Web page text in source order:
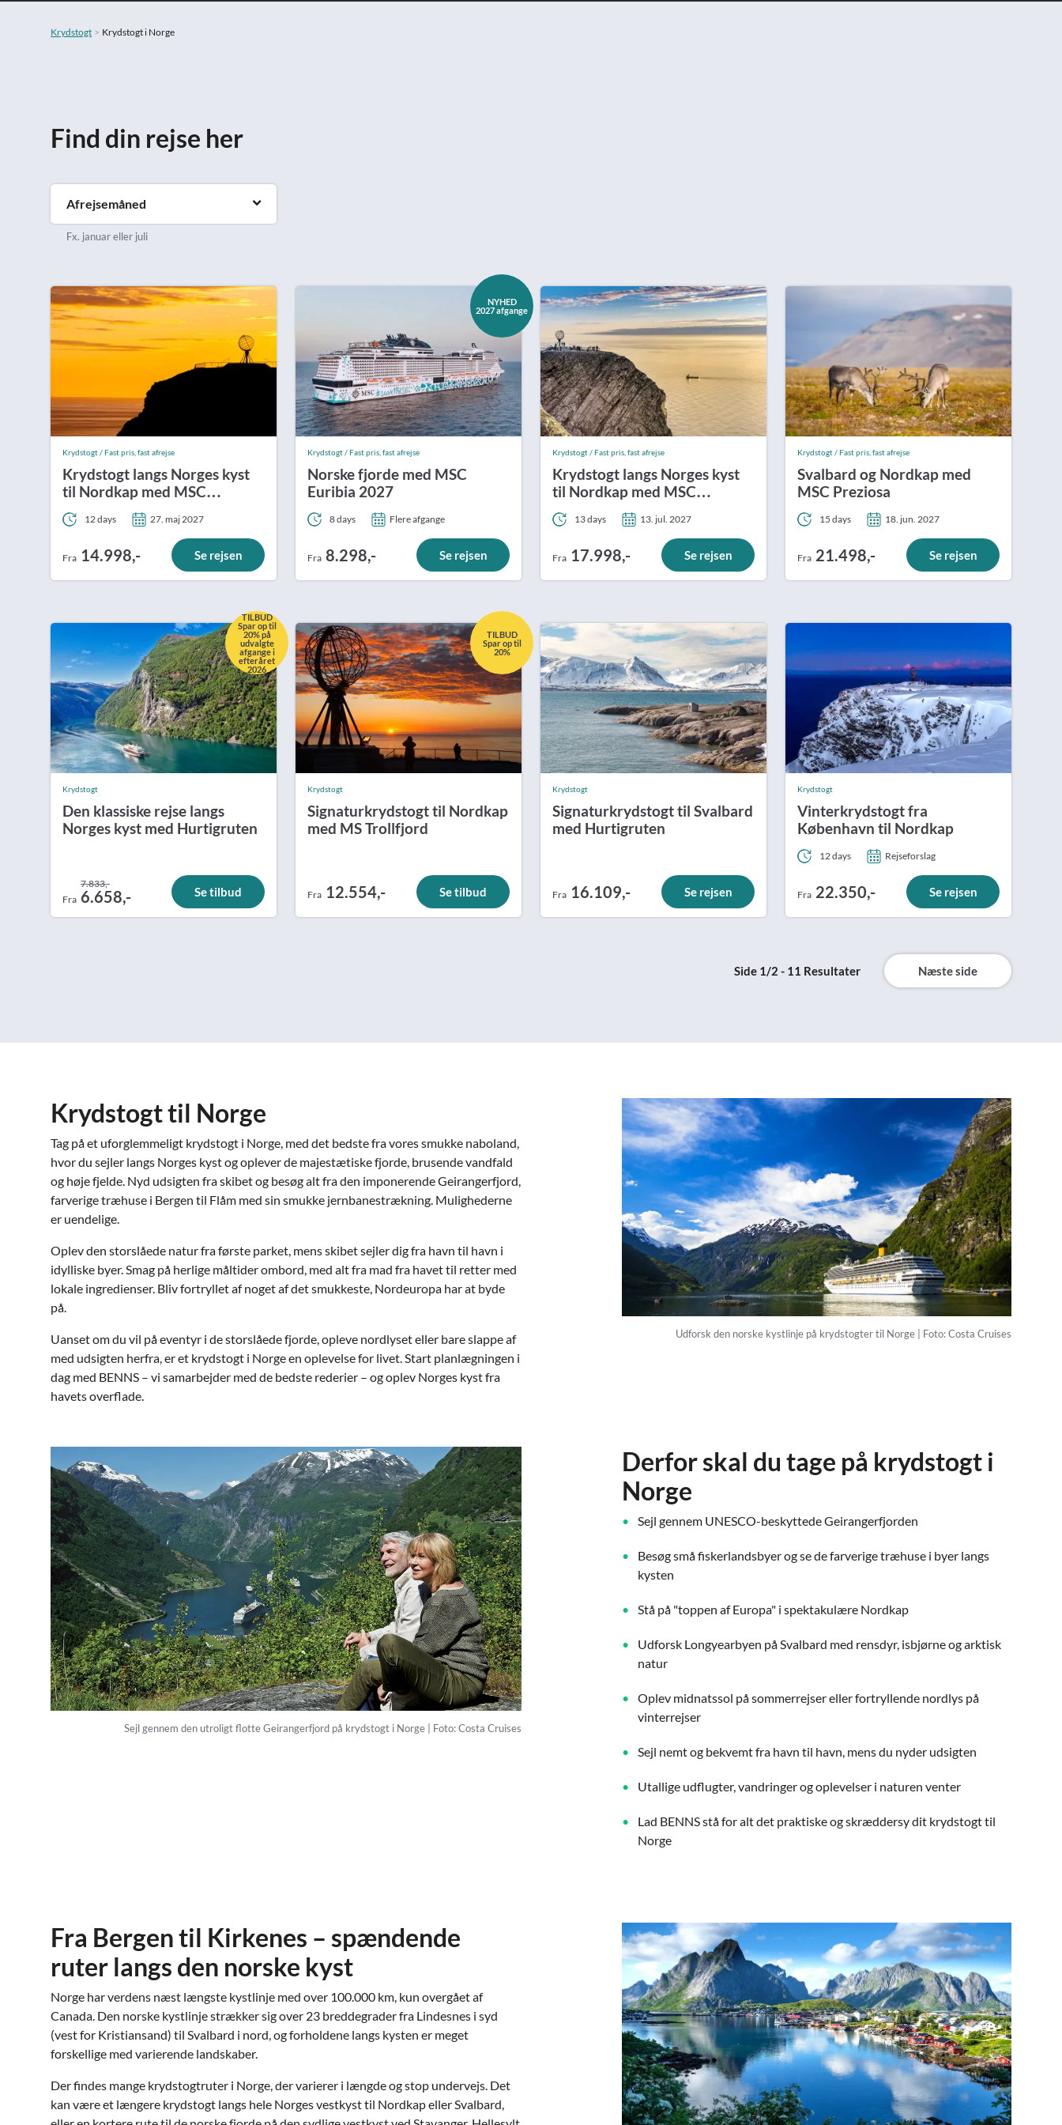
Krydstogt Krydstogt i Norge
Find din rejse her
Afrejsemåned
Fx. januar eller juli
Krydstogt / Fast pris, fast afrejse
Krydstogt langs Norges kyst
til Nordkap med MSC
Preziosa
12 days 27. maj 2027
Fra 14.998,- Se rejsen
NYHED
2027 afgange
Krydstogt / Fast pris, fast afrejse
Norske fjorde med MSC
Euribia 2027
8 days Flere afgange
Fra 8.298,- Se rejsen
Krydstogt / Fast pris, fast afrejse
Krydstogt langs Norges kyst
til Nordkap med MSC
Preziosa
13 days 13. jul. 2027
Fra 17.998,- Se rejsen
Krydstogt / Fast pris, fast afrejse
Svalbard og Nordkap med
MSC Preziosa
15 days 18. jun. 2027
Fra 21.498,- Se rejsen
TILBUD
Spar op til
20% på
udvalgte
afgange i
efteråret
2026
Krydstogt
Den klassiske rejse langs
Norges kyst med Hurtigruten
Fra
7.833,-
6.658,- Se tilbud
TILBUD
Spar op til
20%
Krydstogt
Signaturkrydstogt til Nordkap
med MS Trollfjord
Fra 12.554,- Se tilbud
Krydstogt
Signaturkrydstogt til Svalbard
med Hurtigruten
Fra 16.109,- Se rejsen
Krydstogt
Vinterkrydstogt fra
København til Nordkap
12 days Rejseforslag
Fra 22.350,- Se rejsen
Side 1/2 - 11 Resultater Næste side
Krydstogt til Norge
Tag på et uforglemmeligt krydstogt i Norge, med det bedste fra vores smukke naboland,
hvor du sejler langs Norges kyst og oplever de majestætiske fjorde, brusende vandfald
og høje fjelde. Nyd udsigten fra skibet og besøg alt fra den imponerende Geirangerfjord,
farverige træhuse i Bergen til Flåm med sin smukke jernbanestrækning. Mulighederne
er uendelige.
Oplev den storslåede natur fra første parket, mens skibet sejler dig fra havn til havn i
idylliske byer. Smag på herlige måltider ombord, med alt fra mad fra havet til retter med
lokale ingredienser. Bliv fortryllet af noget af det smukkeste, Nordeuropa har at byde
på.
Uanset om du vil på eventyr i de storslåede fjorde, opleve nordlyset eller bare slappe af
med udsigten herfra, er et krydstogt i Norge en oplevelse for livet. Start planlægningen i
dag med BENNS – vi samarbejder med de bedste rederier – og oplev Norges kyst fra
havets overflade.
Udforsk den norske kystlinje på krydstogter til Norge | Foto: Costa Cruises
Sejl gennem den utroligt flotte Geirangerfjord på krydstogt i Norge | Foto: Costa Cruises
Derfor skal du tage på krydstogt i
Norge
Sejl gennem UNESCO-beskyttede Geirangerfjorden
Besøg små fiskerlandsbyer og se de farverige træhuse i byer langs
kysten
Stå på "toppen af Europa" i spektakulære Nordkap
Udforsk Longyearbyen på Svalbard med rensdyr, isbjørne og arktisk
natur
Oplev midnatssol på sommerrejser eller fortryllende nordlys på
vinterrejser
Sejl nemt og bekvemt fra havn til havn, mens du nyder udsigten
Utallige udflugter, vandringer og oplevelser i naturen venter
Lad BENNS stå for alt det praktiske og skræddersy dit krydstogt til
Norge
Fra Bergen til Kirkenes – spændende
ruter langs den norske kyst
Norge har verdens næst længste kystlinje med over 100.000 km, kun overgået af
Canada. Den norske kystlinje strækker sig over 23 breddegrader fra Lindesnes i syd
(vest for Kristiansand) til Svalbard i nord, og forholdene langs kysten er meget
forskellige med varierende landskaber.
Der findes mange krydstogtruter i Norge, der varierer i længde og stop undervejs. Det
kan være et længere krydstogt langs hele Norges vestkyst til Nordkap eller Svalbard,